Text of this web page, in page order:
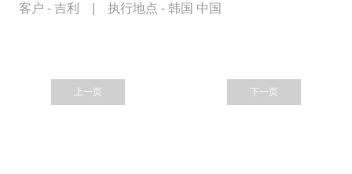
客户 - 吉利 执行地点 - 韩国 中国
上一页 下一页